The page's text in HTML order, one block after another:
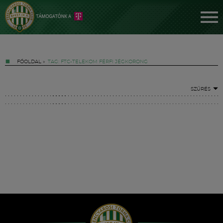
FŐOLDAL » TAG: FTC-TELEKOM FÉRFI JÉGKORONG
SZŰRÉS
Hírek